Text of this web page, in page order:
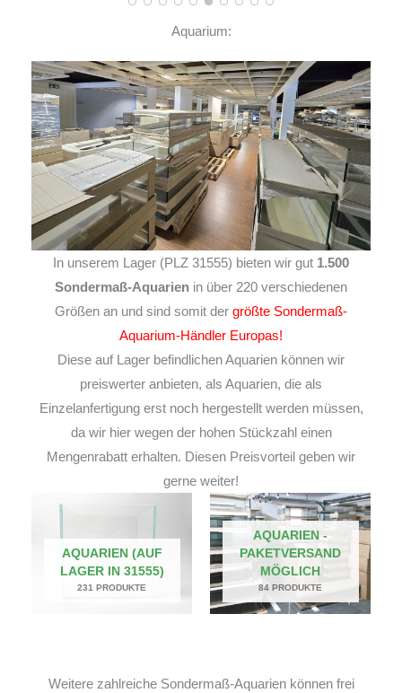
Aquarium:
In unserem Lager (PLZ 31555) bieten wir gut 1.500
Sondermaß-Aquarien in über 220 verschiedenen
Größen an und sind somit der größte Sondermaß-
Aquarium-Händler Europas!
Diese auf Lager befindlichen Aquarien können wir
preiswerter anbieten, als Aquarien, die als
Einzelanfertigung erst noch hergestellt werden müssen,
da wir hier wegen der hohen Stückzahl einen
Mengenrabatt erhalten. Diesen Preisvorteil geben wir
gerne weiter!
AQUARIEN (AUF
LAGER IN 31555)
231 PRODUKTE
AQUARIEN -
PAKETVERSAND
MÖGLICH
84 PRODUKTE
Weitere zahlreiche Sondermaß-Aquarien können frei